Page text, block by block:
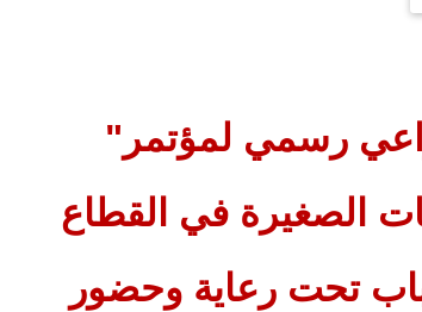
رسمي لمؤتمر"
الصغيرة في القطاع
تحت رعاية وحضور